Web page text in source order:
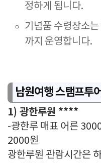
정하게 됩니다.
기념품 수령장소
까지 운영합니다.
남원여행 스탬프투
1) 광한루원 ****
-광한루 매표 어른
2000원
광한루원 관람시간은